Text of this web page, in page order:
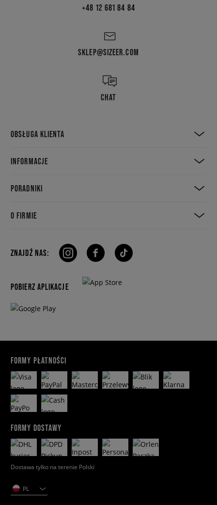
+48 12 681 84 84
SKLEP@SIZEER.COM
CHAT
OBSŁUGA KLIENTA
INFORMACJE
PORADNIKI
O FIRMIE
ZNAJDŹ NAS:
POBIERZ APLIKACJE
FORMY PŁATNOŚCI
FORMY DOSTAWY
Dostawa tylko na terenie Polski
PL